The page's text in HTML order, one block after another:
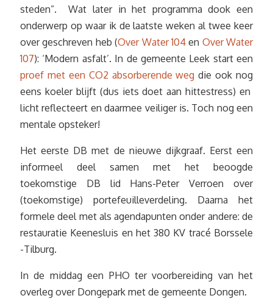
steden”. Wat later in het programma dook een
onderwerp op waar ik de laatste weken al twee keer
over geschreven heb (Over Water 104en Over Water
107): ‘Modern asfalt’. In de gemeente Leek start een
proef met een CO2 absorberende weg die ook nog
eens koeler blijft (dus iets doet aan hittestress) en
licht reflecteert en daarmee veiliger is. Toch nog een
mentale opsteker!
Het eerste DB met de nieuwe dijkgraaf. Eerst een
informeel deel samen met het beoogde
toekomstige DB lid Hans-Peter Verroen over
(toekomstige) portefeuilleverdeling. Daarna het
formele deel met als agendapunten onder andere: de
restauratie Keenesluis en het 380 KV tracé Borssele
-Tilburg.
In de middag een PHO ter voorbereiding van het
overleg over Dongepark met de gemeente Dongen.